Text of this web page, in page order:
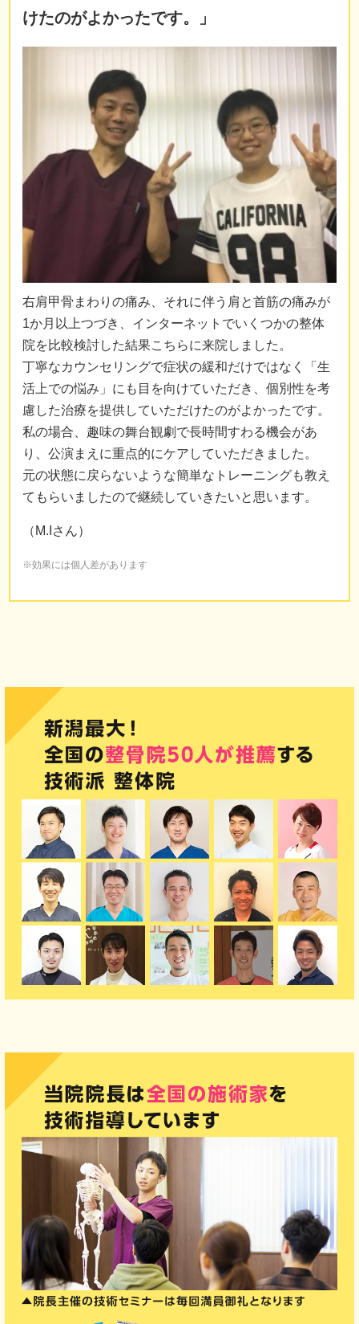
けたのがよかったです。」
右肩甲骨まわりの痛み、それに伴う肩と首筋の痛みが
1か月以上つづき、インターネットでいくつかの整体
院を比較検討した結果こちらに来院しました。
丁寧なカウンセリングで症状の緩和だけではなく「生
活上での悩み」にも目を向けていただき、個別性を考
慮した治療を提供していただけたのがよかったです。
私の場合、趣味の舞台観劇で長時間すわる機会があ
り、公演まえに重点的にケアしていただきました。
元の状態に戻らないような簡単なトレーニングも教え
てもらいましたので継続していきたいと思います。
（M.Iさん）
※効果には個人差があります